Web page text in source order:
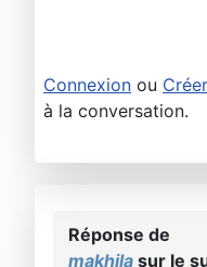
Connexion ou
à la conversation.
Réponse de
makhila sur le